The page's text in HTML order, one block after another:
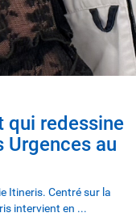
qui redessine
Urgences au
Itineris. Centré sur la
intervient en ...